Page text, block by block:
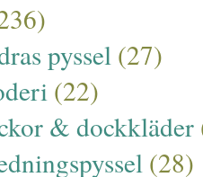
pyssel (27)
(22)
& dockkläder
(28)